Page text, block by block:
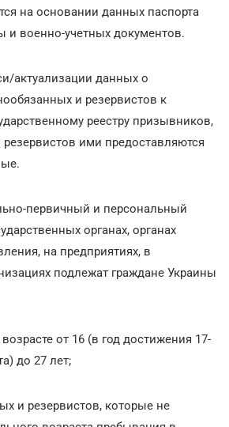
на основании данных паспорта
и военно-учетных документов.
актуализации данных о
и резервистов к
реестру призывников,
ими предоставляются
первичный и персональный
органах, органах
на предприятиях, в
подлежат граждане Украины
от 16 (в год достижения 17-
до 27 лет;
и резервистов, которые не